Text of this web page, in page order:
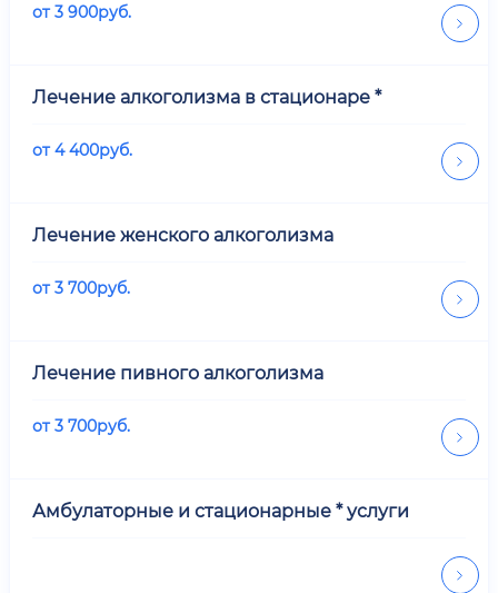
от3 900руб.
Лечение алкоголизма в стационаре *
от4 400руб.
Лечение женского алкоголизма
от3 700руб.
Лечение пивного алкоголизма
от3 700руб.
Амбулаторные и стационарные * услуги